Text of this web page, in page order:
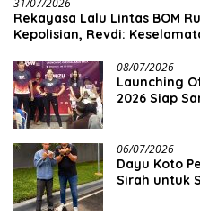
Rekayasa Lalu Lintas BOM
Kepolisian, Revdi:
08/07/2026
Launching
2026 Siap
06/07/2026
Dayu Koto
Sirah untuk